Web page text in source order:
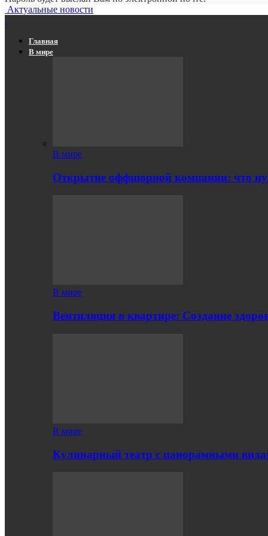
Актуальные новости
Главная
В мире
В мире
Открытие оффшорной компании: что
В мире
Вентиляция в квартире: Создание
В мире
Кулинарный театр с панорамными